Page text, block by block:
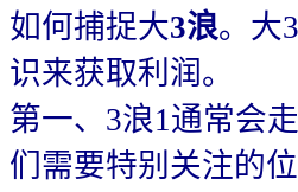
如何捕捉大3浪。大
识来获取利润。
第一、3浪1通常会
们需要特别关注的